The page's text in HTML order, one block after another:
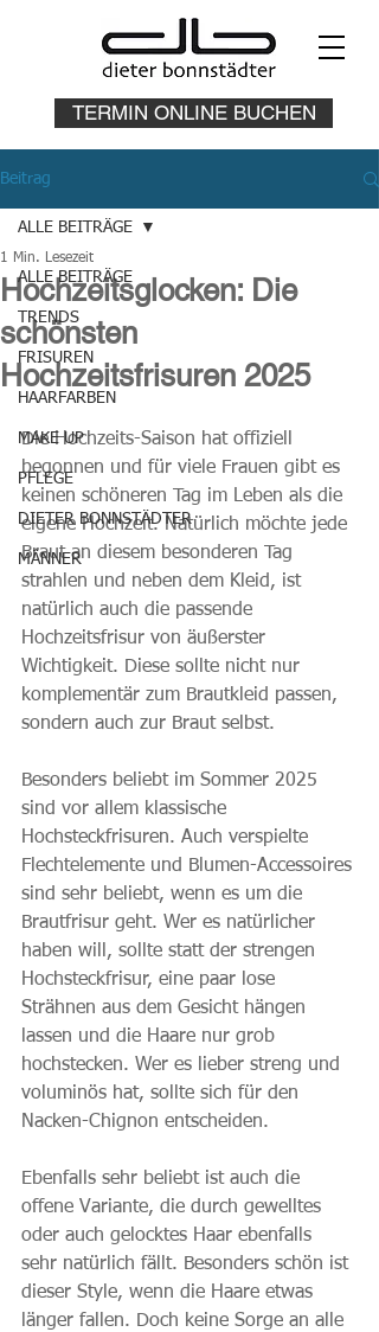
TERMIN ONLINE BUCHEN
Beitrag
ALLE BEITRÄGE
TRENDS
FRISUREN
HAARFARBEN
MAKE UP
PFLEGE
DIETER BONNSTÄDTER
MÄNNER
ALLE BEITRÄGE
Hochzeitsglocken: Die
schönsten
Hochzeitsfrisuren 2025
1 Min. Lesezeit
Die Hochzeits-Saison hat offiziell
begonnen und für viele Frauen gibt es
keinen schöneren Tag im Leben als die
eigene Hochzeit. Natürlich möchte jede
Braut an diesem besonderen Tag
strahlen und neben dem Kleid, ist
natürlich auch die passende
Hochzeitsfrisur von äußerster
Wichtigkeit. Diese sollte nicht nur
komplementär zum Brautkleid passen,
sondern auch zur Braut selbst.
Besonders beliebt im Sommer 2025
sind vor allem klassische
Hochsteckfrisuren. Auch verspielte
Flechtelemente und Blumen-Accessoires
sind sehr beliebt, wenn es um die
Brautfrisur geht. Wer es natürlicher
haben will, sollte statt der strengen
Hochsteckfrisur, eine paar lose
Strähnen aus dem Gesicht hängen
lassen und die Haare nur grob
hochstecken. Wer es lieber streng und
voluminös hat, sollte sich für den
Nacken-Chignon entscheiden.
Ebenfalls sehr beliebt ist auch die
offene Variante, die durch gewelltes
oder auch gelocktes Haar ebenfalls
sehr natürlich fällt. Besonders schön ist
dieser Style, wenn die Haare etwas
länger fallen. Doch keine Sorge an alle